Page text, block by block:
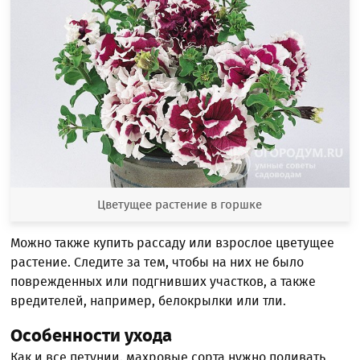
Цветущее растение в горшке
Можно также купить рассаду или взрослое цветущее
растение. Следите за тем, чтобы на них не было
поврежденных или подгнивших участков, а также
вредителей, например, белокрылки или тли.
Особенности ухода